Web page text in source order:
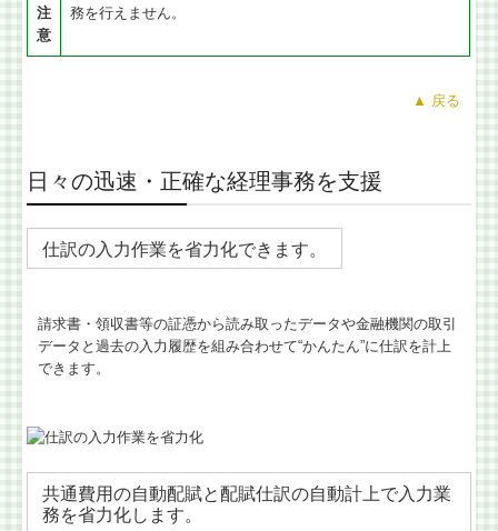
注
意
務を行えません。
▲ 戻る
日々の迅速・正確な経理事務を支援
仕訳の入力作業を省力化できます。
請求書・領収書等の証憑から読み取ったデータや金融機関の取引
データと過去の入力履歴を組み合わせて“かんたん”に仕訳を計上
できます。
共通費用の自動配賦と配賦仕訳の自動計上で入力業
務を省力化します。